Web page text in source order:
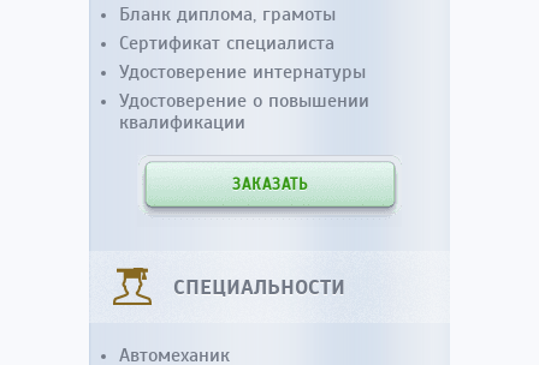
Бланк диплома, грамоты
Сертификат специалиста
Удостоверение интернатуры
Удостоверение о повышении
квалификации
ЗАКАЗАТЬ
СПЕЦИАЛЬНОСТИ
Автомеханик